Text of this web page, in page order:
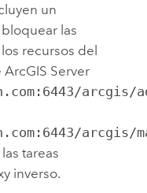
un
las
recursos del
ArcGIS Server
arcgis/
arcgis/
tareas
inverso.